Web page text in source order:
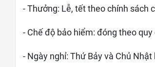
- Thưởng: Lễ, tết theo chính sách
- Chế độ bảo hiểm: đóng theo
- Ngày nghỉ: Thứ Bảy và Chủ